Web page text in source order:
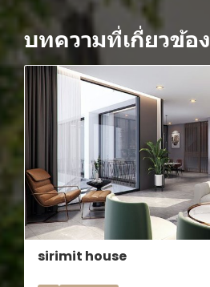
บทความที่เกี่ยวข้อง
sirimit house